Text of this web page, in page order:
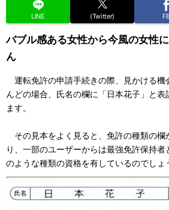
LINE (Twitter)
バブル感ある女性から今風の女性
ん
運転免許の申請手続きの際、見かける機
んどの場合、氏名の欄に「日本花子」と
ます。
その見本をよく見ると、免許の種類の欄
り、一部のユーザーからは最強免許保持
のような種類の資格を有しているのでしょ